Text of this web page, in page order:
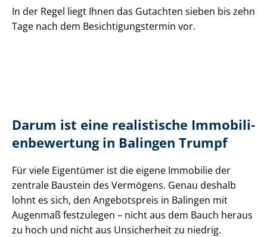
In der Regel liegt Ihnen das Gutachten sieben bis zehn
Tage nach dem Be­sich­ti­gungs­ter­min vor.
Darum ist eine realistische Im­mo­bi­li­
en­be­wer­tung in Balingen Trumpf
Für viele Eigentümer ist die eigene Immobilie der
zentrale Baustein des Vermögens. Genau deshalb
lohnt es sich, den Angebotspreis in Balingen mit
Augenmaß festzulegen – nicht aus dem Bauch heraus
zu hoch und nicht aus Unsicherheit zu niedrig.